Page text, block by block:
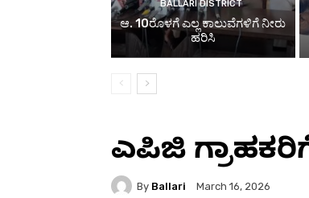
BALLARI DISTRICT
ಆ. 10ರೊಳಗೆ ಎಲ್ಲ ಕಾಲುವೆಗಳಿಗೆ ನೀರು
ಹರಿಸಿ